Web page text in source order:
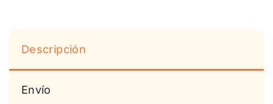
Descripción
Envío